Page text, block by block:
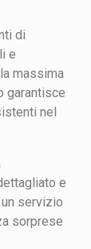
di
e
massima
garantisce
nel
e
servizio
sorprese